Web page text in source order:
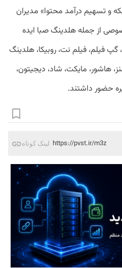
و تسهیم درآمد محتوا» مدیران
از جمله هلدینگ صبا ایده
گپ فیلم، فیلم نت، روبیکا، هلدینگ
هاشور، مایکت، شاد، دیجیتون،
حضور داشتند.
لینک کوتاه https://pvst.ir/m3z